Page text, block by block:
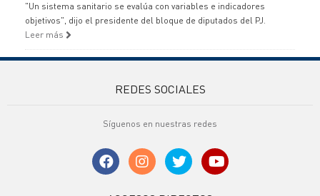
"Un sistema sanitario se evalúa con variables e indicadores
objetivos", dijo el presidente del bloque de diputados del PJ.
Leer más
REDES SOCIALES
Síguenos en nuestras redes